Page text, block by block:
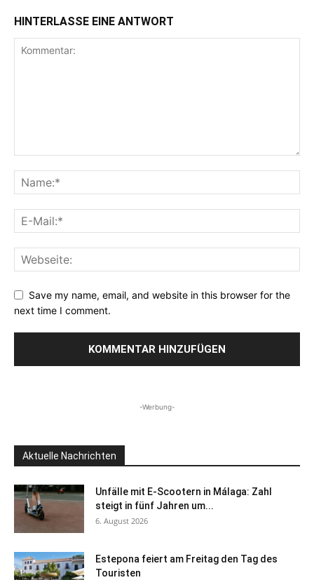
HINTERLASSE EINE ANTWORT
Save my name, email, and website in this browser for the
next time I comment.
-Werbung-
Aktuelle Nachrichten
Unfälle mit E-Scootern in Málaga: Zahl
steigt in fünf Jahren um...
6. August 2026
Estepona feiert am Freitag den Tag des
Touristen